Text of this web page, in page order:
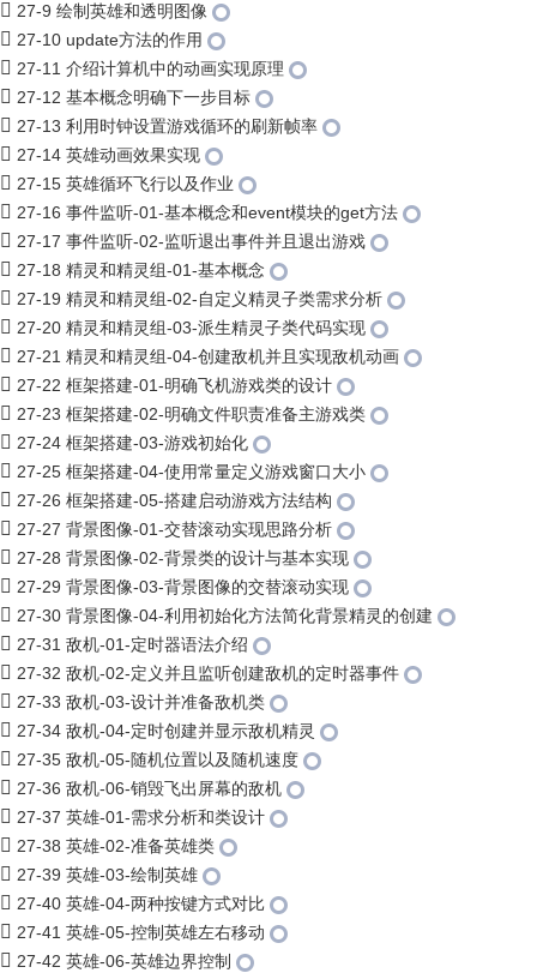
27-9 绘制英雄和透明图像
27-10 update方法的作用
27-11 介绍计算机中的动画实现原理
27-12 基本概念明确下一步目标
27-13 利用时钟设置游戏循环的刷新帧率
27-14 英雄动画效果实现
27-15 英雄循环飞行以及作业
27-16 事件监听-01-基本概念和event模块的get方法
27-17 事件监听-02-监听退出事件并且退出游戏
27-18 精灵和精灵组-01-基本概念
27-19 精灵和精灵组-02-自定义精灵子类需求分析
27-20 精灵和精灵组-03-派生精灵子类代码实现
27-21 精灵和精灵组-04-创建敌机并且实现敌机动画
27-22 框架搭建-01-明确飞机游戏类的设计
27-23 框架搭建-02-明确文件职责准备主游戏类
27-24 框架搭建-03-游戏初始化
27-25 框架搭建-04-使用常量定义游戏窗口大小
27-26 框架搭建-05-搭建启动游戏方法结构
27-27 背景图像-01-交替滚动实现思路分析
27-28 背景图像-02-背景类的设计与基本实现
27-29 背景图像-03-背景图像的交替滚动实现
27-30 背景图像-04-利用初始化方法简化背景精灵的创建
27-31 敌机-01-定时器语法介绍
27-32 敌机-02-定义并且监听创建敌机的定时器事件
27-33 敌机-03-设计并准备敌机类
27-34 敌机-04-定时创建并显示敌机精灵
27-35 敌机-05-随机位置以及随机速度
27-36 敌机-06-销毁飞出屏幕的敌机
27-37 英雄-01-需求分析和类设计
27-38 英雄-02-准备英雄类
27-39 英雄-03-绘制英雄
27-40 英雄-04-两种按键方式对比
27-41 英雄-05-控制英雄左右移动
27-42 英雄-06-英雄边界控制